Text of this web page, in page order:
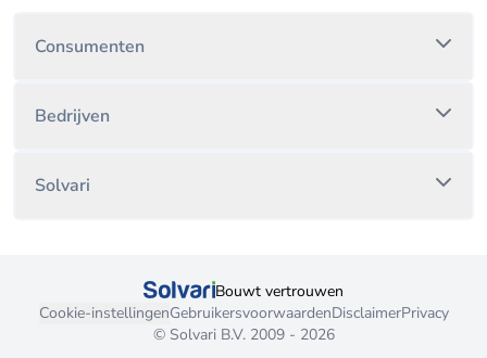
Consumenten
Bedrijven
Solvari
Bouwt vertrouwen
Cookie-instellingenGebruikersvoorwaardenDisclaimerPrivacy
© Solvari B.V. 2009 - 2026